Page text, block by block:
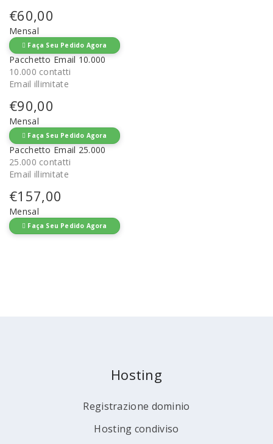
€60,00
Mensal
Faça Seu Pedido Agora
Pacchetto Email 10.000
10.000 contatti
Email illimitate
€90,00
Mensal
Faça Seu Pedido Agora
Pacchetto Email 25.000
25.000 contatti
Email illimitate
€157,00
Mensal
Faça Seu Pedido Agora
Hosting
Registrazione dominio
Hosting condiviso